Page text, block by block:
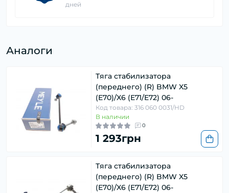
дней
Аналоги
Тяга стабилизатора
(переднего) (R) BMW X5
(E70)/X6 (E71/E72) 06-
Код товара: 316 060 0031/HD
В наличии
0
1 293грн
Тяга стабилизатора
(переднего) (R) BMW X5
(E70)/X6 (E71/E72) 06-